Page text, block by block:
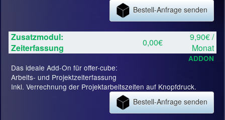
Bestell-Anfrage senden
Zusatzmodul:
Zeiterfassung
0,00€
9,90€ /
Monat
ADDON
Das ideale Add-On für offer-cube:
Arbeits- und Projektzeiterfassung
Inkl. Verrechnung der Projektarbeitszeiten auf Knopfdruck.
Bestell-Anfrage senden